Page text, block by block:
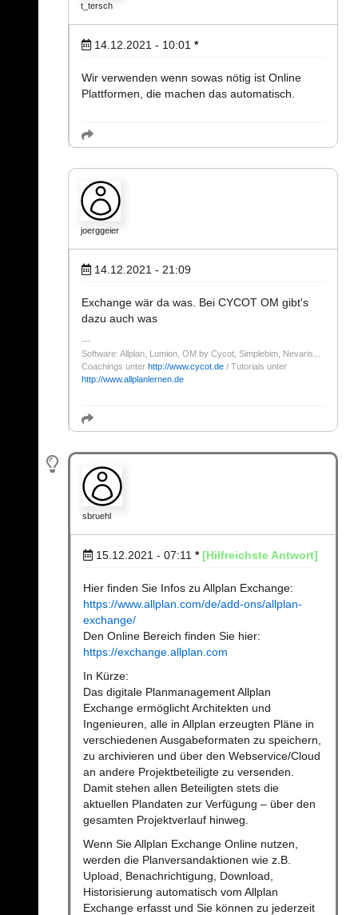
t_tersch
14.12.2021 - 10:01 *
Wir verwenden wenn sowas nötig ist Online
Plattformen, die machen das automatisch.
joerggeier
14.12.2021 - 21:09
Exchange wär da was. Bei CYCOT OM gibt's
dazu auch was
Software: Allplan, Lumion, OM by Cycot, Simplebim, Nevaris...
Coachings unter http://www.cycot.de / Tutorials unter
http://www.allplanlernen.de
sbruehl
15.12.2021 - 07:11 * [Hilfreichste Antwort]
Hier finden Sie Infos zu Allplan Exchange:
https://www.allplan.com/de/add-ons/allplan-
exchange/
Den Online Bereich finden Sie hier:
https://exchange.allplan.com
In Kürze:
Das digitale Planmanagement Allplan
Exchange ermöglicht Architekten und
Ingenieuren, alle in Allplan erzeugten Pläne in
verschiedenen Ausgabeformaten zu speichern,
zu archivieren und über den Webservice/Cloud
an andere Projektbeteiligte zu versenden.
Damit stehen allen Beteiligten stets die
aktuellen Plandaten zur Verfügung – über den
gesamten Projektverlauf hinweg.
Wenn Sie Allplan Exchange Online nutzen,
werden die Planversandaktionen wie z.B.
Upload, Benachrichtigung, Download,
Historisierung automatisch vom Allplan
Exchange erfasst und Sie können zu jederzeit